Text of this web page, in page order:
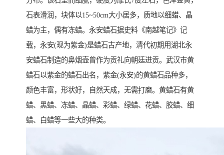
石表滑润，块体以15~50cm大小居多，质地以细蜡、晶
蜡为主，偶有冻蜡。永安蜡石据史料《南越笔记》记
载，永安(现为紫金)是蜡石古产地，清代初期用湖北永
安蜡石制造的鼻烟壶曾作为贡礼向朝廷进贡。武汉市黄
蜡石以紫金的蜡石出名，紫金(永安)的黄蜡石品种多，
颜色丰富，形状好，自然天成，无需打磨。黄蜡石有黄
蜡、黑蜡、冻蜡、晶蜡、彩蜡、绿蜡、花蜡、胶蜡、细
蜡、白蜡等一些大的种类。